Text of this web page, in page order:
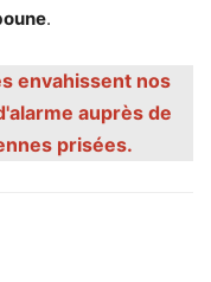
.
envahissent nos
auprès de
prisées.